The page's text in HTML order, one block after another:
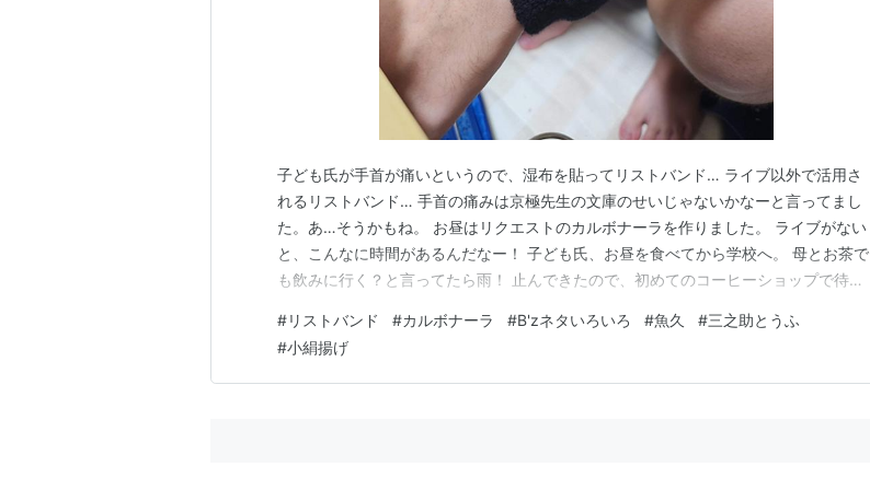
子ども氏が手首が痛いというので、湿布を貼ってリストバンド… ライブ以外で活用さ
れるリストバンド… 手首の痛みは京極先生の文庫のせいじゃないかなーと言ってまし
た。あ…そうかもね。 お昼はリクエストのカルボナーラを作りました。 ライブがない
と、こんなに時間があるんだなー！ 子ども氏、お昼を食べてから学校へ。 母とお茶で
も飲みに行く？と言ってたら雨！ 止んできたので、初めてのコーヒーショップで待ち
くアイスコーヒーを飲んでました。 子ども氏から電車に乗るという連絡があったの
で、駅まで迎えに行く。 電車から降りてきた部活帰り…
#リストバンド #カルボナーラ #B'zネタいろいろ #魚久 #三之助とうふ
#小絹揚げ